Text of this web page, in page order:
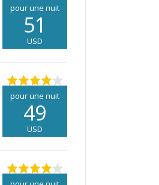
pour une nuit
51
USD
pour une nuit
49
USD